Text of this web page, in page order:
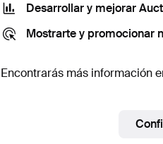
ALFOMBRA DE GALERÍA,
Desarrollar y mejorar
Mostrarte y promocionar
Encontrarás más información